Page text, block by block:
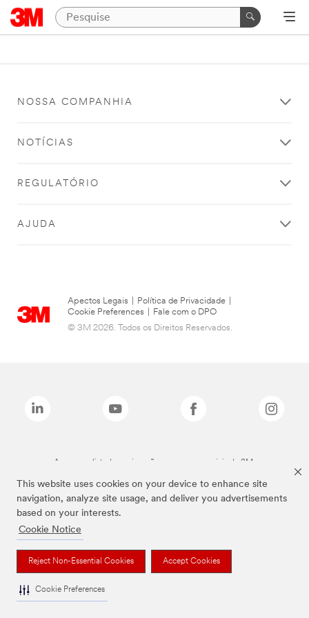
This website uses cookies on your device to enhance site
navigation, analyze site usage, and deliver you advertisements
based on your interests.
Cookie Notice
Reject Non-Essential Cookies Accept Cookies
Cookie Preferences
NOSSA COMPANHIA
NOTÍCIAS
REGULATÓRIO
AJUDA
Apectos Legais Política de Privacidade
Cookie Preferences
Fale com o DPO
© 3M 2026. Todos os Direitos Reservados.
As marcas listadas a cima são marcas comerciais da 3M.